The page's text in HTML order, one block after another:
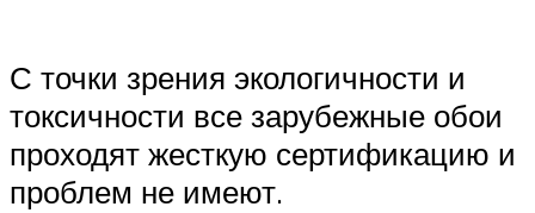
С точки зрения экологичности и
токсичности все зарубежные обои
проходят жесткую сертификацию и
проблем не имеют.